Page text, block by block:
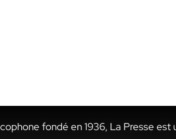
fondé en 1936, La Presse est